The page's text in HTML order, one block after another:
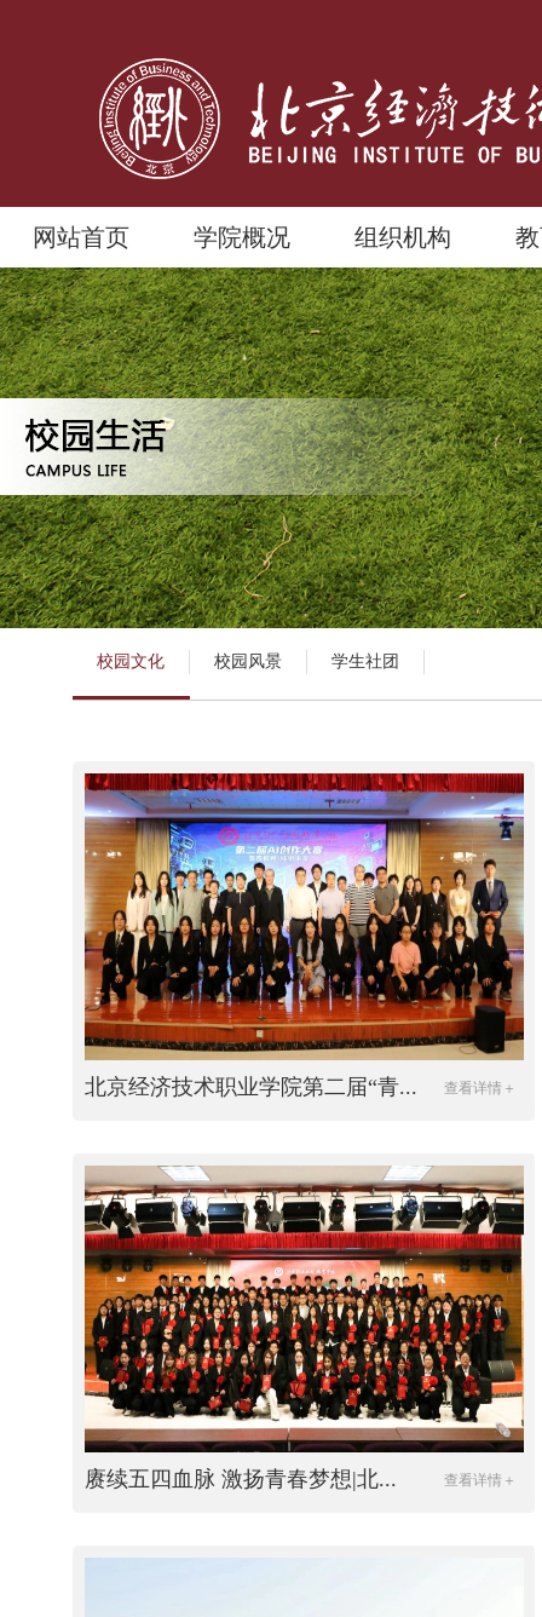
网站首页 学院概况 组织机构
校园文化 校园风景 学生社团
查看详情＋
北京经济技术职业学院第二届“青...
查看详情＋
赓续五四血脉 激扬青春梦想|北...